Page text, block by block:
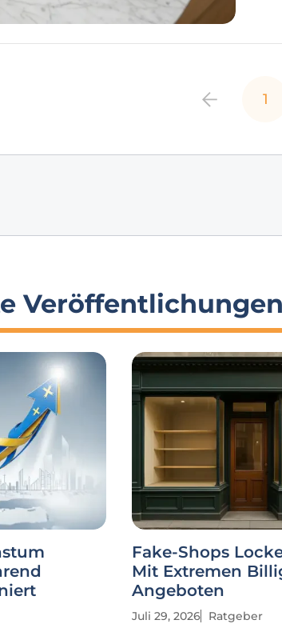
1
Veröffentlichungen
Fake-Shops
Mit Extremen
Angeboten
Juli 29, 2026 Ratgeber